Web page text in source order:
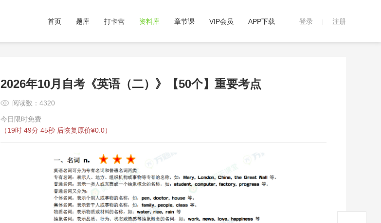
登录 注册
首页 题库 打卡营 资料库 章节课 VIP会员 APP下载
2026年10月自考《英语（二）》【50个】重要考点
阅读数：4320
今日限时免费
（19时 49分 44秒 后恢复原价¥0.0）